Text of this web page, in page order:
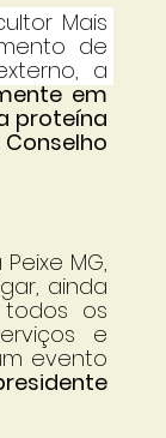
Mais
de
a
em
proteína
MG,
ainda
os
e
evento